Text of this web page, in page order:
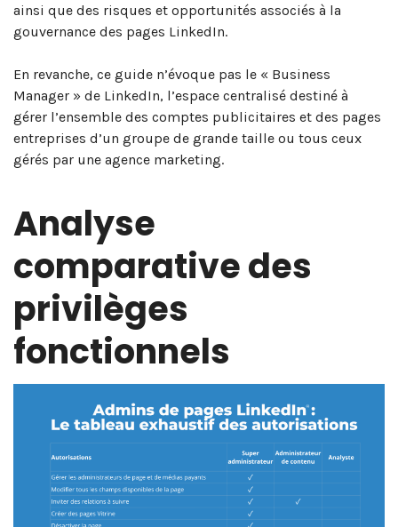
ainsi que des risques et opportunités associés à la
gouvernance des pages LinkedIn.
En revanche, ce guide n’évoque pas le « Business
Manager » de LinkedIn, l’espace centralisé destiné à
gérer l’ensemble des comptes publicitaires et des pages
entreprises d’un groupe de grande taille ou tous ceux
gérés par une agence marketing.
Analyse
comparative des
privilèges
fonctionnels